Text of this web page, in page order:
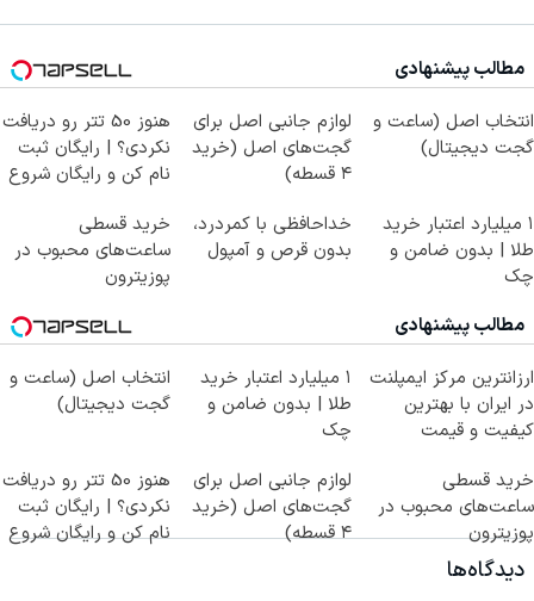
مطالب پیشنهادی
انتخاب اصل (ساعت و
گجت دیجیتال)
لوازم جانبی اصل برای
گجت‌های اصل (خرید
۴ قسطه)
هنوز 50 تتر رو دریافت
نکردی؟ | رایگان ثبت
نام کن و رایگان شروع
۱ میلیارد اعتبار خرید
طلا | بدون ضامن و
چک
خداحافظی با کمردرد،
بدون قرص و آمپول
خرید قسطی
ساعت‌های محبوب در
پوزیترون
مطالب پیشنهادی
ارزانترین مرکز ایمپلنت
در ایران با بهترین
کیفیت و قیمت
۱ میلیارد اعتبار خرید
طلا | بدون ضامن و
چک
انتخاب اصل (ساعت و
گجت دیجیتال)
خرید قسطی
ساعت‌های محبوب در
پوزیترون
لوازم جانبی اصل برای
گجت‌های اصل (خرید
۴ قسطه)
هنوز 50 تتر رو دریافت
نکردی؟ | رایگان ثبت
نام کن و رایگان شروع
دیدگاه‌ها